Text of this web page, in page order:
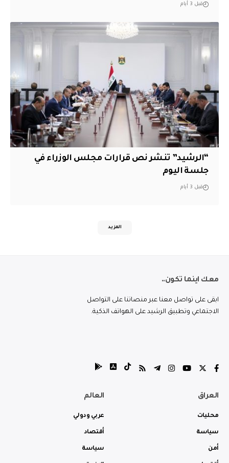
قبل 3 أيام
“الرشيد” تنشر نص قرارات مجلس الوزراء في
جلسة اليوم
قبل 3 أيام
المزيد
معك اينما تكون..
ابقى على تواصل معنا عبر منصاتنا على التواصل
الاجتماعي وتطبيق الرشيد على الهواتف الذكية.
العراق
محليات
سياسة
أمن
العالم
عربي ودولي
أقتصاد
سياسة